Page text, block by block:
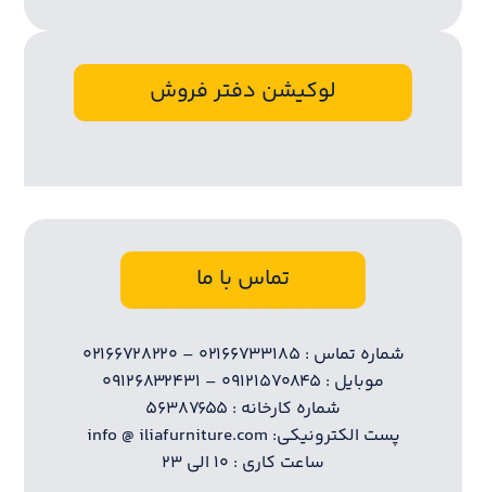
لوکیشن دفتر فروش
تماس با ما
شماره تماس : ۰۲۱۶۶۷۳۳۱۸۵ – ۰۲۱۶۶۷۲۸۲۲۰
موبایل : ۰۹۱۲۱۵۷۰۸۴۵ – ۰۹۱۲۶۸۳۲۴۳۱
شماره کارخانه : ۵۶۳۸۷۶۵۵
پست الکترونیکی: info @ iliafurniture.com
ساعت کاری : ۱۰ الی ۲۳